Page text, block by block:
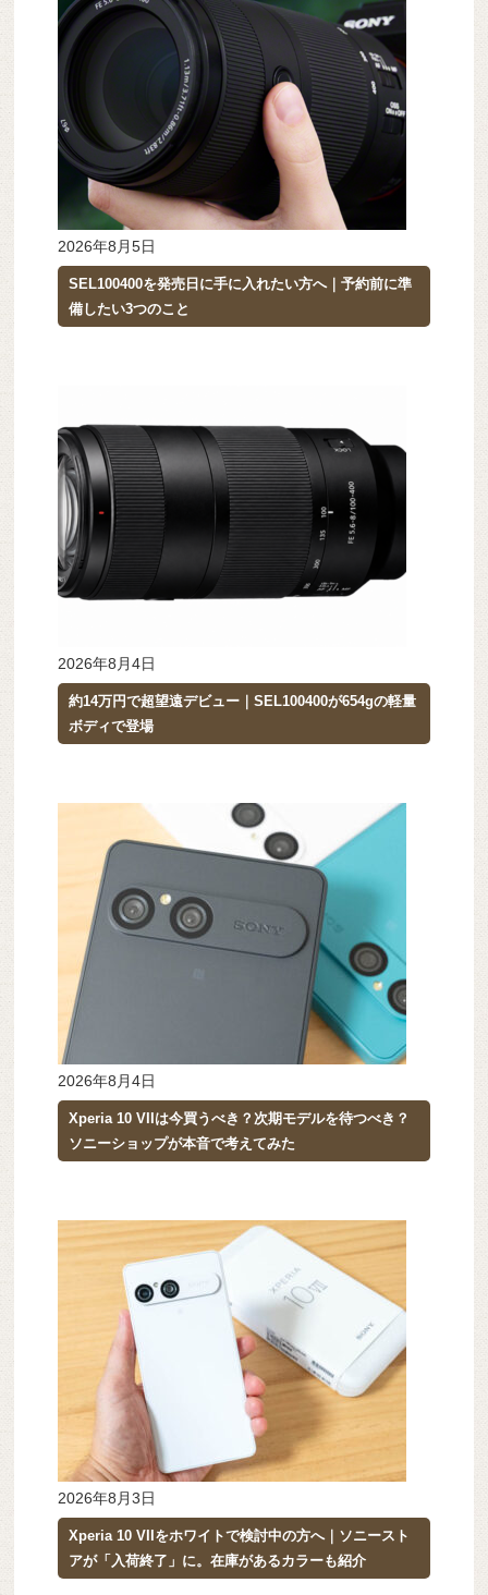
2026年8月5日
SEL100400を発売日に手に入れたい方へ｜予約前に準
備したい3つのこと
2026年8月4日
約14万円で超望遠デビュー｜SEL100400が654gの軽量
ボディで登場
2026年8月4日
Xperia 10 VIIは今買うべき？次期モデルを待つべき？
ソニーショップが本音で考えてみた
2026年8月3日
Xperia 10 VIIをホワイトで検討中の方へ｜ソニースト
アが「入荷終了」に。在庫があるカラーも紹介